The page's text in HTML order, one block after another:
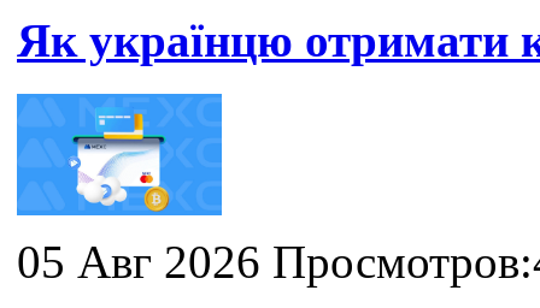
Як українцю отримати
05 Авг 2026